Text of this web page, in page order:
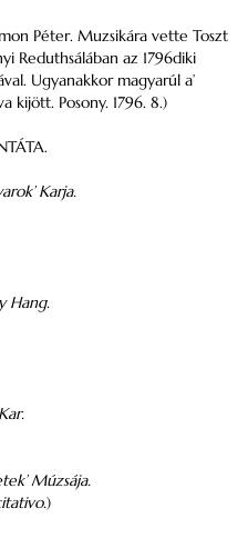
Péter. Muzsikára vette Toszt
Reduthsálában az 1796diki
Ugyanakkor magyarúl a’
kijött. Posony. 1796. 8.)
Karja.
Hang.
Kar.
Múzsája.
)